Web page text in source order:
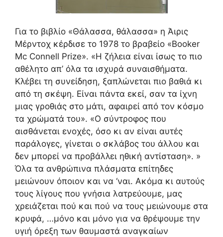
Για το βιβλίο «Θάλασσα, θάλασσα» η Άιρις
Μέρντοχ κέρδισε το 1978 το βραβείο «Booker
Mc Connell Prize». «Η ζήλεια είναι ίσως το πιο
αθέλητο απ’ όλα τα ισχυρά συναισθήματα.
Κλέβει τη συνείδηση, ξαπλώνεται πιο βαθιά κι
από τη σκέψη. Είναι πάντα εκεί, σαν τα ίχνη
μιας γροθιάς στο μάτι, αφαιρεί από τον κόσμο
τα χρώματά του». «Ο σύντροφος που
αισθάνεται ενοχές, όσο κι αν είναι αυτές
παράλογες, γίνεται ο σκλάβος του άλλου και
δεν μπορεί να προβάλλει ηθική αντίσταση». »
Όλα τα ανθρώπινα πλάσματα επίτηδες
μειώνουν όποιον και να ‘ναι. Ακόμα κι αυτούς
τους λίγους που γνήσια λατρεύουμε, μας
χρειάζεται πού και πού να τους μειώνουμε στα
κρυφά, …μόνο και μόνο για να θρέψουμε την
υγιή όρεξη των θαυμαστά αναγκαίων